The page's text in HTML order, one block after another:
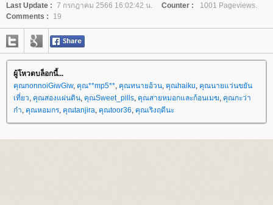
Last Update : 7 กรกฎาคม 2566 16:02:42 น. Counter :
1001 Pageviews.
Comments :
19
ผู้โหวตบล็อกนี้...
คุณnonnoiGiwGiw, คุณ**mp5**, คุณทนายอ้วน, คุณhaiku, คุณนายแว่นขยัน
เที่ยว, คุณสองแผ่นดิน, คุณSweet_pills, คุณสายหมอกและก้อนเมฆ, คุณกะว่า
ก๋า, คุณหอมกร, คุณtanjira, คุณtoor36, คุณเริงฤดีนะ